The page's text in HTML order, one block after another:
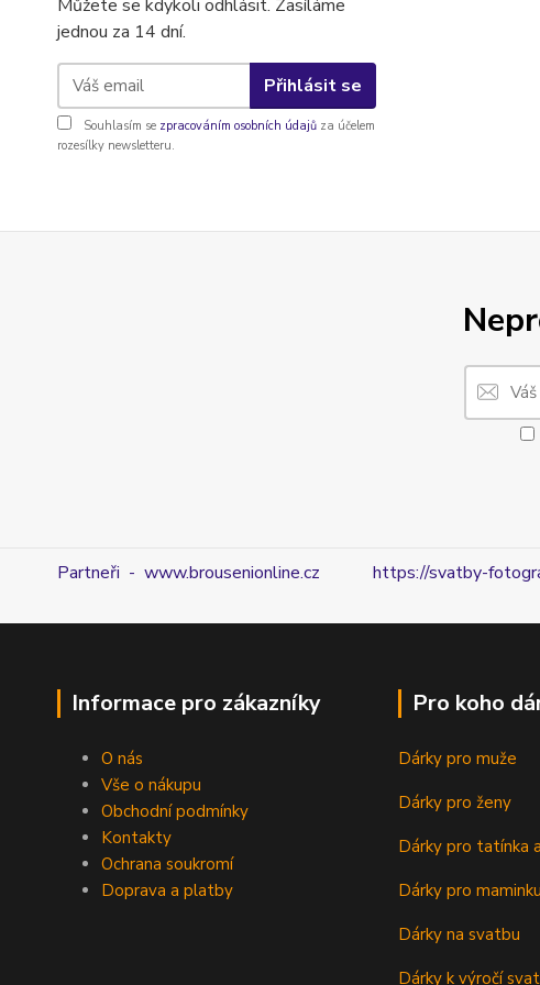
Můžete se kdykoli odhlásit. Zasíláme
jednou za 14 dní.
Přihlásit se
Souhlasím se zpracováním osobních údajů za účelem
rozesílky newsletteru.
Partneři - www.brousenionline.cz https://svatby-
Informace pro zákazníky
O nás
Vše o nákupu
Obchodní podmínky
Kontakty
Ochrana soukromí
Doprava a platby
Pro koho
Dárky pro muže
Dárky pro ženy
Dárky pro tatínka
Dárky pro maminku
Dárky na svatbu
Dárky k výročí